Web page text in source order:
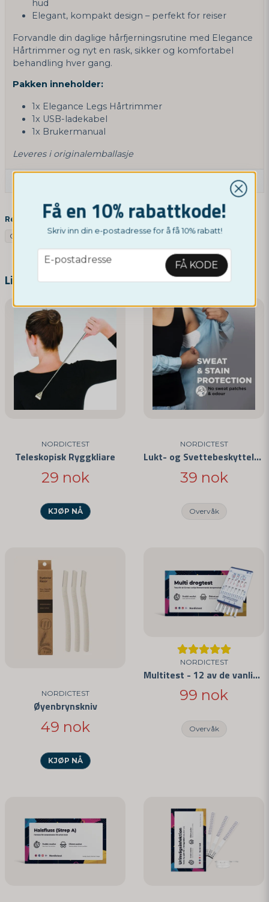
Lignende produkter
NORDICTEST
Teleskopisk Ryggkliare
29 nok
KJØP NÅ
NORDICTEST
Lukt- og Svettebeskyttelse under Armene
39 nok
Overvåk
NORDICTEST
Øyenbrynskniv
49 nok
KJØP NÅ
NORDICTEST
Multitest - 12 av de vanligste medikamentene
99 nok
Overvåk
hud
Elegant, kompakt design – perfekt for reiser
Forvandle din daglige hårfjerningsrutine med Elegance
Hårtrimmer og nyt en rask, sikker og komfortabel
behandling hver gang.
Pakken inneholder:
1x Elegance Legs Hårtrimmer
1x USB-ladekabel
1x Brukermanual
Leveres i originalemballasje
question
Spør oss om denne produktet...
email
E-postadresse
Ja, dere kan publisere spørsmålet mitt
Relaterte kategorier
Google SV Google NO Annet Google UK Google DE
Få en 10% rabattkode!
Skriv inn din e-postadresse for å få 10% rabatt!
email
E-postadresse FÅ KODE